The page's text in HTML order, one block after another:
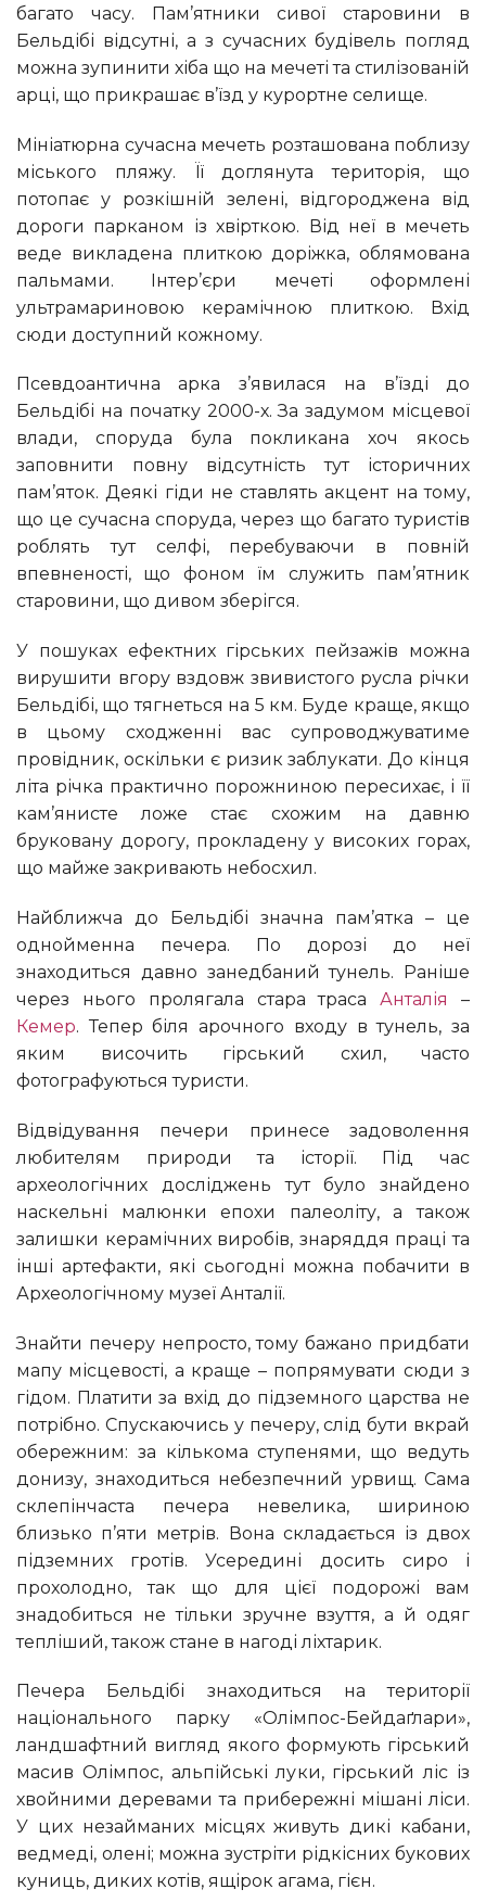
багато часу. Пам’ятники сивої старовини в
Бельдібі відсутні, а з сучасних будівель погляд
можна зупинити хіба що на мечеті та стилізованій
арці, що прикрашає в’їзд у курортне селище.
Мініатюрна сучасна мечеть розташована поблизу
міського пляжу. Її доглянута територія, що
потопає у розкішній зелені, відгороджена від
дороги парканом із хвірткою. Від неї в мечеть
веде викладена плиткою доріжка, облямована
пальмами. Інтер’єри мечеті оформлені
ультрамариновою керамічною плиткою. Вхід
сюди доступний кожному.
Псевдоантична арка з’явилася на в’їзді до
Бельдібі на початку 2000-х. За задумом місцевої
влади, споруда була покликана хоч якось
заповнити повну відсутність тут історичних
пам’яток. Деякі гіди не ставлять акцент на тому,
що це сучасна споруда, через що багато туристів
роблять тут селфі, перебуваючи в повній
впевненості, що фоном їм служить пам’ятник
старовини, що дивом зберігся.
У пошуках ефектних гірських пейзажів можна
вирушити вгору вздовж звивистого русла річки
Бельдібі, що тягнеться на 5 км. Буде краще, якщо
в цьому сходженні вас супроводжуватиме
провідник, оскільки є ризик заблукати. До кінця
літа річка практично порожниною пересихає, і її
кам’янисте ложе стає схожим на давню
бруковану дорогу, прокладену у високих горах,
що майже закривають небосхил.
Найближча до Бельдібі значна пам’ятка – це
однойменна печера. По дорозі до неї
знаходиться давно занедбаний тунель. Раніше
через нього пролягала стара трасаАнталія
–
Кемер. Тепер біля арочного входу в тунель, за
яким височить гірський схил, часто
фотографуються туристи.
Відвідування печери принесе задоволення
любителям природи та історії. Під час
археологічних досліджень тут було знайдено
наскельні малюнки епохи палеоліту, а також
залишки керамічних виробів, знаряддя праці та
інші артефакти, які сьогодні можна побачити в
Археологічному музеї Анталії.
Знайти печеру непросто, тому бажано придбати
мапу місцевості, а краще – попрямувати сюди з
гідом. Платити за вхід до підземного царства не
потрібно. Спускаючись у печеру, слід бути вкрай
обережним: за кількома ступенями, що ведуть
донизу, знаходиться небезпечний урвищ. Сама
склепінчаста печера невелика, шириною
близько п’яти метрів. Вона складається із двох
підземних гротів. Усередині досить сиро і
прохолодно, так що для цієї подорожі вам
знадобиться не тільки зручне взуття, а й одяг
тепліший, також стане в нагоді ліхтарик.
Печера Бельдібі знаходиться на території
національного парку «Олімпос-Бейдаґлари»,
ландшафтний вигляд якого формують гірський
масив Олімпос, альпійські луки, гірський ліс із
хвойними деревами та прибережні мішані ліси.
У цих незайманих місцях живуть дикі кабани,
ведмеді, олені; можна зустріти рідкісних букових
куниць, диких котів, ящірок агама, гієн.